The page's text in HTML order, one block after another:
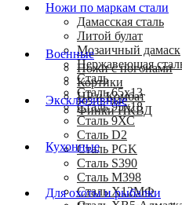
Ножи по маркам стали
Дамасская сталь
Литой булат
Мозаичный дамаск
Нержавеющая
Сталь
Сталь 65х13
Сталь 95х18
Сталь 9ХС
Сталь D2
Сталь PGK
Сталь S390
Сталь M398
Сталь Х12МФ
Военные
Ножи с погонами
Кортики
HP и Комбат
Финки НКВД
Эксклюзивные
Кухонные
Для охоты и рыбалки